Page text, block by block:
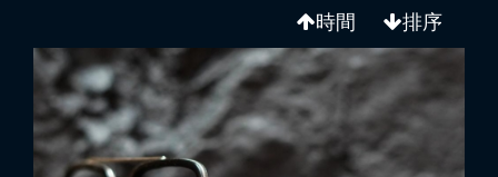
時間 排序